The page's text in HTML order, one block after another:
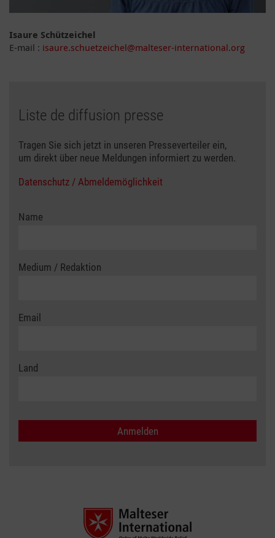
Isaure Schützeichel
E-mail : isaure.schuetzeichel@malteser-international.org
Liste de diffusion presse
Tragen Sie sich jetzt in unseren Presseverteiler ein,
um direkt über neue Meldungen informiert zu werden.
Datenschutz / Abmeldemöglichkeit
Name
Medium / Redaktion
Email
Land